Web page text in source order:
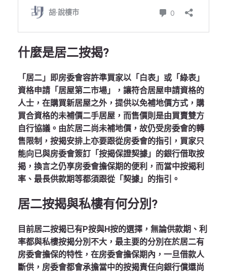
什麼是居二按揭?
「居二」即房委會容許準買家以「白表」或「綠表」
資格申請「居屋第二市場」，讓符合居屋申請資格的
人士，在購買新居屋之外，提供以免補地價方式，購
買合資格的未補價二手居屋，而售價則是由買賣雙方
自行協議。由於居二尚未補地價，故仍受房委會的轉
售限制，按揭安排上亦要跟從房委會的指引，買家只
能向已與房委會簽訂「按揭保證契據」的銀行借取按
揭，換言之仍享房委會擔保期的便利，而當中按揭利
率、最長供款期等都須跟從「契據」的指引。
居二按揭與私樓有何分別 ?
目前居二按揭已有P按與H按的選擇，無論供款期、利
率都與私樓按揭分別不大，最主要的分別在於居二有
房委會擔保的特性，在房委會擔保期內，一旦借款人
斷供，房委會都會承擔當中的按揭責任向銀行償還尚